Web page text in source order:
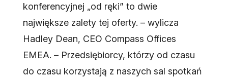
konferencyjnej „od ręki” to dwie
największe zalety tej oferty. – wylicza
Hadley Dean, CEO Compass Offices
EMEA. – Przedsiębiorcy, którzy od czasu
do czasu korzystają z naszych sal spotkań